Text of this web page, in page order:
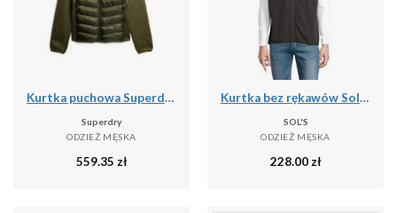
Kurtka puchowa Superdry Storm Hybrid
Superdry
ODZIEŻ MĘSKA
559.35 zł
Kurtka bez rękawów Sol's Falcon Bw
SOL'S
ODZIEŻ MĘSKA
228.00 zł